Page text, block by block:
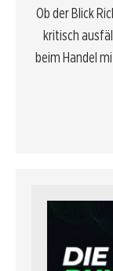
Ob der Blick
kritisch
beim Handel